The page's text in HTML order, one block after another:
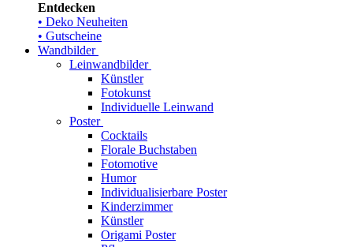
Entdecken
• Deko Neuheiten
• Gutscheine
Wandbilder
Leinwandbilder
Künstler
Fotokunst
Individuelle Leinwand
Poster
Cocktails
Florale Buchstaben
Fotomotive
Humor
Individualisierbare Poster
Kinderzimmer
Künstler
Origami Poster